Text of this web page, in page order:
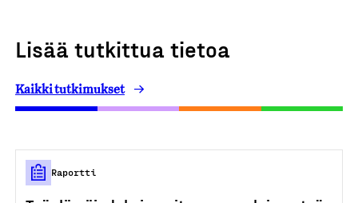
Lisää tutkittua tietoa
Kaikki tutkimukset
Raportti